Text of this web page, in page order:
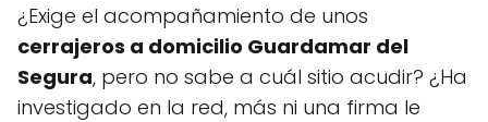
¿Exige el acompañamiento de unos
cerrajeros a domicilio Guardamar del
Segura, pero no sabe a cuál sitio acudir? ¿Ha
investigado en la red, más ni una firma le